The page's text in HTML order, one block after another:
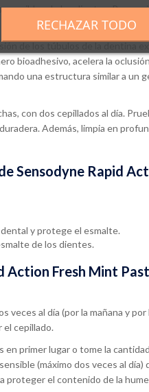
de los dientes.
de los túbulos de la dentina
bioadhesivo, acelera la
una estructura similar a un
con dos cepillados al día.
Además, limpia en
Sensodyne Rapid
y protege el esmalte.
de los dientes.
Action Fresh Mint
al día (por la mañana y
el cepillado.
primer lugar o tome la
(máximo dos veces al
proteger el contenido de la
RECHAZAR TODO